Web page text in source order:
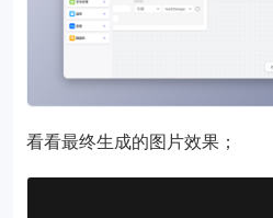
看看最终生成的图片效果；